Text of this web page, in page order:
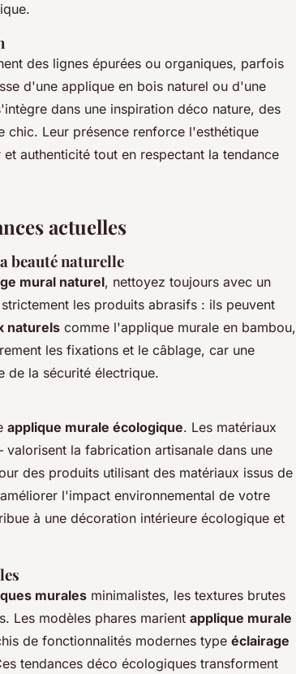
des lignes épurées ou organiques, parfois
d'une applique en bois naturel ou d'une
dans une inspiration déco nature, des
chic. Leur présence renforce l'esthétique
authenticité tout en respectant la tendance
actuelles
beauté naturelle
mural naturel, nettoyez toujours avec un
les produits abrasifs : ils peuvent
naturels comme l'applique murale en bambou,
les fixations et le câblage, car une
de la sécurité électrique.
applique murale écologique. Les matériaux
la fabrication artisanale dans une
des produits utilisant des matériaux issus de
l'impact environnemental de votre
à une décoration intérieure écologique et
murales minimalistes, les textures brutes
Les modèles phares marient applique murale
de fonctionnalités modernes type éclairage
tendances déco écologiques transforment